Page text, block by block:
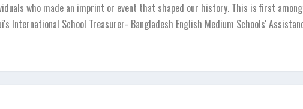
who made an imprint or event that shaped our history. This is first
International School Treasurer- Bangladesh English Medium Schools'